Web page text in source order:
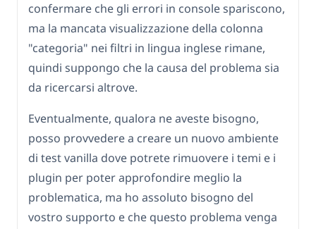
confermare che gli errori in console spariscono,
ma la mancata visualizzazione della colonna
"categoria" nei filtri in lingua inglese rimane,
quindi suppongo che la causa del problema sia
da ricercarsi altrove.
Eventualmente, qualora ne aveste bisogno,
posso provvedere a creare un nuovo ambiente
di test vanilla dove potrete rimuovere i temi e i
plugin per poter approfondire meglio la
problematica, ma ho assoluto bisogno del
vostro supporto e che questo problema venga